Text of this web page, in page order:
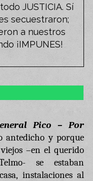
JUSTICIA. Sí
secuestraron;
a nuestros
¡IMPUNES!
Pico – Por
antedicho y porque
–en el querido
se estaban
instalaciones al